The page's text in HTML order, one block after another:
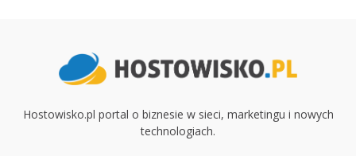
Hostowisko.pl portal o biznesie w sieci, marketingu i nowych
technologiach.